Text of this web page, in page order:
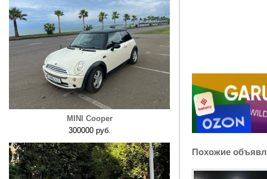
MINI Cooper
300000 руб.
Похожие